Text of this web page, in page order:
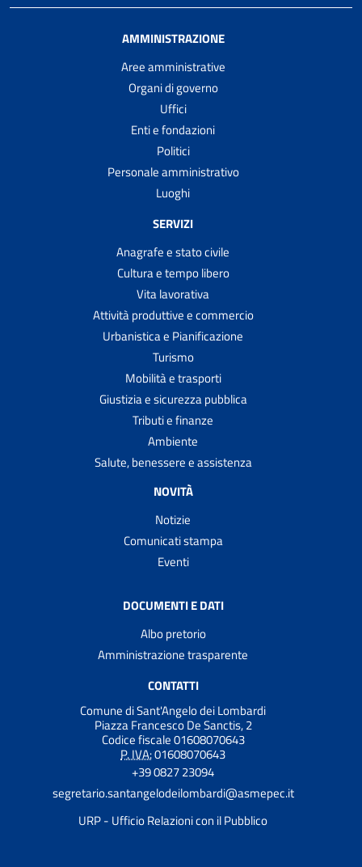
AMMINISTRAZIONE
Aree amministrative
Organi di governo
Uffici
Enti e fondazioni
Politici
Personale amministrativo
Luoghi
SERVIZI
Anagrafe e stato civile
Cultura e tempo libero
Vita lavorativa
Attività produttive e commercio
Urbanistica e Pianificazione
Turismo
Mobilità e trasporti
Giustizia e sicurezza pubblica
Tributi e finanze
Ambiente
Salute, benessere e assistenza
NOVITÀ
Notizie
Comunicati stampa
Eventi
DOCUMENTI E DATI
Albo pretorio
Amministrazione trasparente
CONTATTI
Comune di Sant'Angelo dei Lombardi
Piazza Francesco De Sanctis, 2
Codice fiscale 01608070643
P. IVA:01608070643
+39 0827 23094
segretario.santangelodeilombardi@asmepec.it
URP - Ufficio Relazioni con il Pubblico